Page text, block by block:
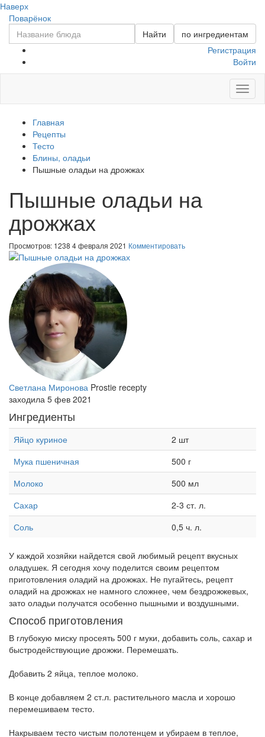
Наверх
Поварёнок
Найти
по ингредиентам
Регистрация
Войти
Главная
Рецепты
Тесто
Блины, оладьи
Пышные оладьи на дрожжах
Пышные оладьи на
дрожжах
Просмотров: 1238 4 февраля 2021 Комментировать
Светлана Миронова Prostie recepty
заходила 5 фев 2021
Ингредиенты
Яйцо куриное
2 шт
Мука пшеничная
500 г
Молоко
500 мл
Сахар
2-3 ст. л.
Соль
0,5 ч. л.
У каждой хозяйки найдется свой любимый рецепт вкусных
оладушек. Я сегодня хочу поделится своим рецептом
приготовления оладий на дрожжах. Не пугайтесь, рецепт
оладий на дрожжах не намного сложнее, чем бездрожжевых,
зато оладьи получатся особенно пышными и воздушными.
Способ приготовления
В глубокую миску просеять 500 г муки, добавить соль, сахар и
быстродействующие дрожжи. Перемешать.
Добавить 2 яйца, теплое молоко.
В конце добавляем 2 ст.л. растительного масла и хорошо
перемешиваем тесто.
Накрываем тесто чистым полотенцем и убираем в теплое,